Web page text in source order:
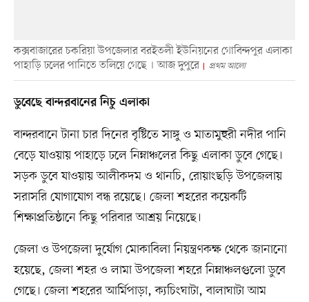
কক্সবাজারের চকরিয়া উপজেলার বরইতলী ইউনিয়নের গোবিন্দপুর এলাকা
পাহাড়ি ঢলের পানিতে তলিয়ে গেছে । আজ দুপুরে
প্রথম আলো
ডুবেছে বান্দরবানের নিচু এলাকা
বান্দরবানে টানা চার দিনের বৃষ্টিতে সাঙ্গু ও মাতামুহুরী নদীর পানি
বেড়ে যাওয়ায় পাহাড়ে ঢলে নিম্নাঞ্চলের কিছু এলাকা ডুবে গেছে।
সড়ক ডুবে যাওয়ায় আলীকদম ও থানচি, রোয়াংছড়ি উপজেলায়
সরাসরি যোগাযোগ বন্ধ রয়েছে। জেলা শহরের কয়েকটি
শিক্ষাপ্রতিষ্ঠানে কিছু পরিবার আশ্রয় নিয়েছে।
জেলা ও উপজেলা দুর্যোগ মোকাবিলা নিয়ন্ত্রণকক্ষ থেকে জানানো
হয়েছে, জেলা শহর ও লামা উপজেলা শহরে নিম্নাঞ্চলগুলো ডুবে
গেছে। জেলা শহরের আর্মিপাড়া, ক্যচিংঘাটা, বালাঘাটা আম